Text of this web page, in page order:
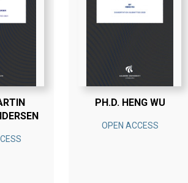
PH.D. HENG WU
OPEN ACCESS